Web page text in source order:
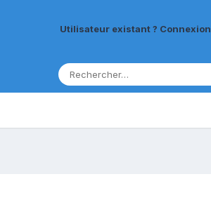
Utilisateur existant ? Connexion